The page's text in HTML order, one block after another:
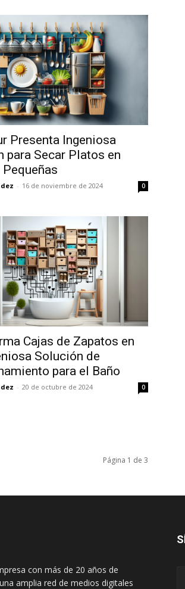
Presenta Ingeniosa
para Secar Platos en
- 16 de noviembre de 2024 0
Cajas de Zapatos en
Solución de
para el Baño
- 20 de octubre de 2024 0
Página 1 de 3
con más de 20 años de
amplia red de medios digitales